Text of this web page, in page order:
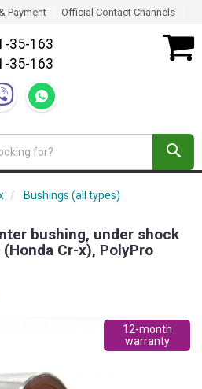
Payment Official Contact Channels
35-163
35-163
Bushings (all types)
bushing, under shock
Cr-x), PolyPro
12-month
warranty